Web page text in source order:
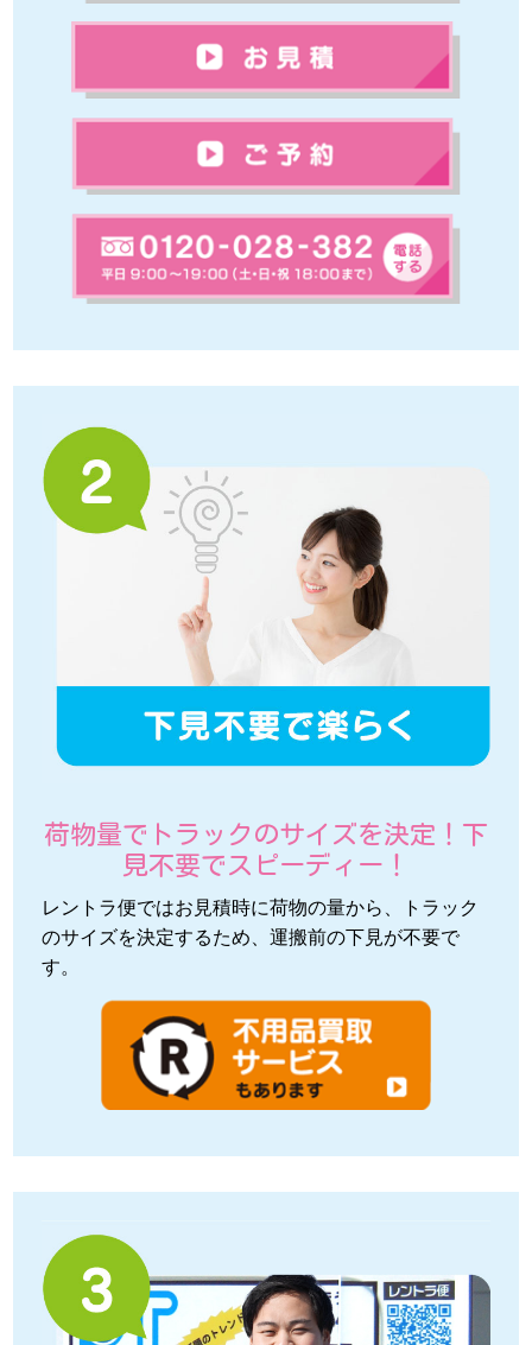
荷物量でトラックのサイズを決定！下
見不要でスピーディー！
レントラ便ではお見積時に荷物の量から、トラック
のサイズを決定するため、運搬前の下見が不要で
す。